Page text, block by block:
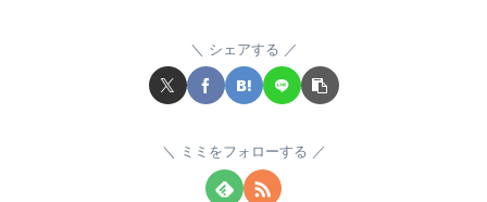
シェアする
ミミをフォローする